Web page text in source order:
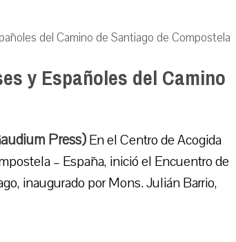
del Camino de Santiago de Compostela
y Españoles del Camino
Press)En el Centro de Acogida
– España, inició el Encuentro de
inaugurado por Mons. Julián Barrio,